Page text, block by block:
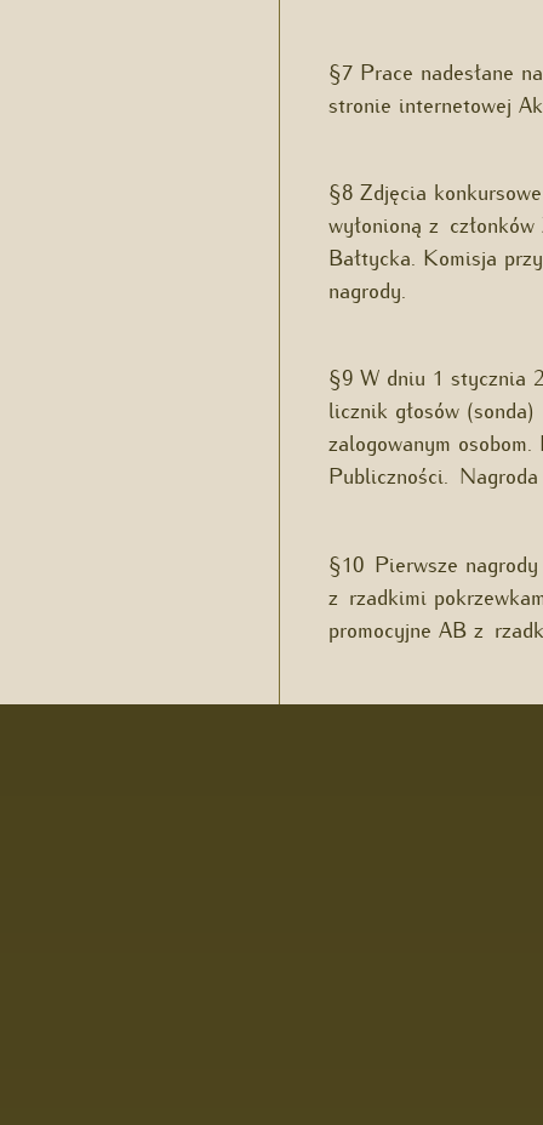
§7 Prace nadesłane
stronie internetowej
§8 Zdjęcia
wyłonioną z
Bałtycka. Komisja
nagrody.
§9 W dniu 1 stycznia
licznik głosów
zalogowanym
Publiczności.
§10 Pierwsze
z rzadkimi
promocyjne AB z